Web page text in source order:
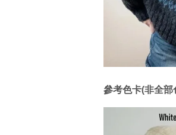
參考色卡(非全部